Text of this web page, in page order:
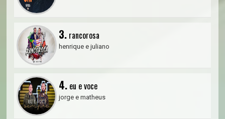
3. rancorosa
henrique e juliano
4. eu e voce
jorge e matheus